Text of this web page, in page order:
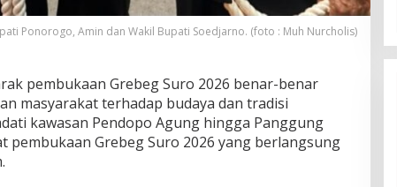
Ponorogo, Amin dan Wakil Bupati Soedjarno. (foto : Muh Nurcholis)
pembukaan Grebeg Suro 2026 benar-benar
masyarakat terhadap budaya dan tradisi
kawasan Pendopo Agung hingga Panggung
pembukaan Grebeg Suro 2026 yang berlangsung